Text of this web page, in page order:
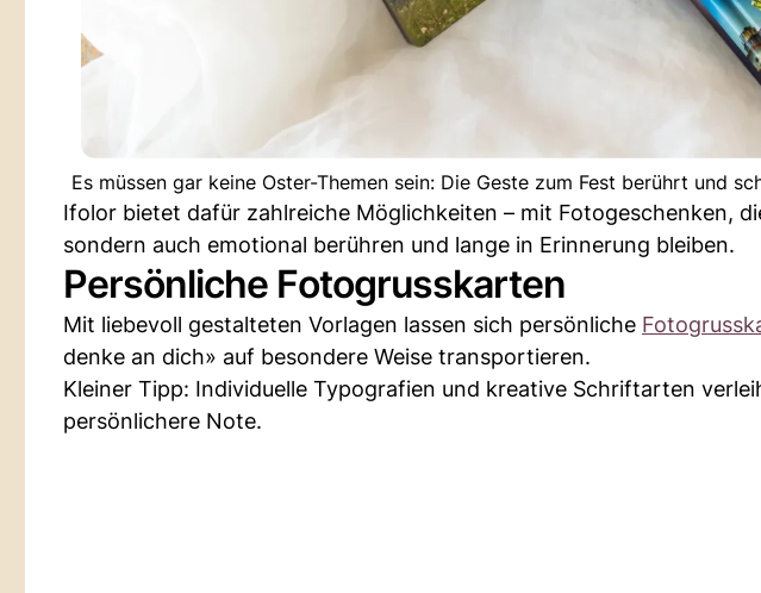
Es müssen gar keine Oster-Themen sein: Die Geste zum Fest berührt und
Ifolor bietet dafür zahlreiche Möglichkeiten – mit Fotogeschenken,
sondern auch emotional berühren und lange in Erinnerung bleiben.
Persönliche Fotogrusskarten
Mit liebevoll gestalteten Vorlagen lassen sich persönliche Fotogrussk
denke an dich» auf besondere Weise transportieren.
Kleiner Tipp: Individuelle Typografien und kreative Schriftarten
persönlichere Note.